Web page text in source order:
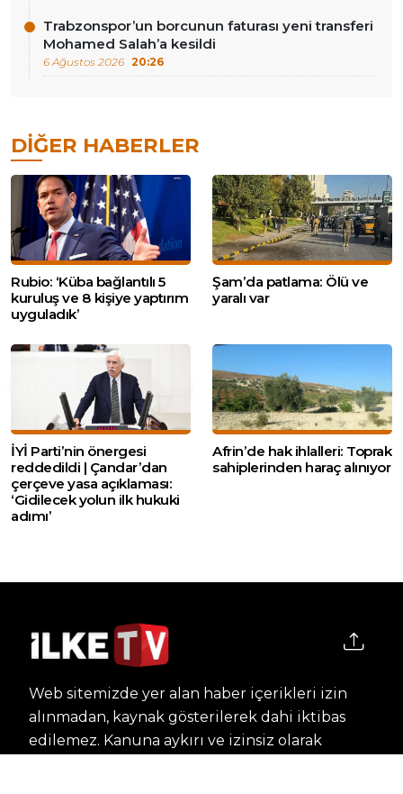
Trabzonspor’un borcunun faturası yeni transferi
Mohamed Salah’a kesildi
6 Ağustos 2026 20:26
DIĞER HABERLER
Rubio: ‘Küba bağlantılı 5
kuruluş ve 8 kişiye yaptırım
uyguladık’
Şam’da patlama: Ölü ve
yaralı var
İYİ Parti’nin önergesi
reddedildi | Çandar’dan
çerçeve yasa açıklaması:
‘Gidilecek yolun ilk hukuki
adımı’
Afrin’de hak ihlalleri: Toprak
sahiplerinden haraç alınıyor
Web sitemizde yer alan haber içerikleri izin
alınmadan, kaynak gösterilerek dahi iktibas
edilemez. Kanuna aykırı ve izinsiz olarak